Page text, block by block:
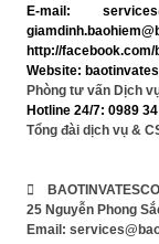
E-mail:
http://
Website:
Phòng tư vấn Dịch
Hotline 24/7: 0989
Tổng đài dịch vụ &

25 Nguyễn Phong
Email: